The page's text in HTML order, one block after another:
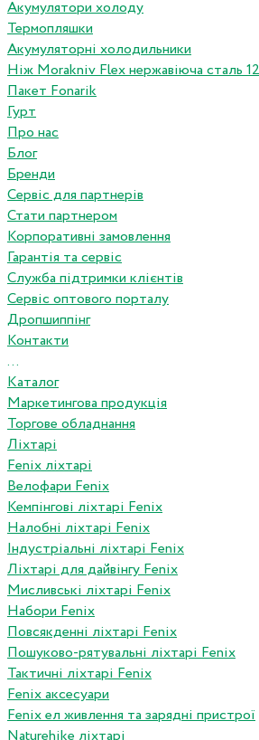
Акумулятори холоду
Термопляшки
Акумуляторні холодильники
Ніж Morakniv Flex нержавіюча сталь
Пакет Fonarik
Гурт
Про нас
Блог
Бренди
Сервіс для партнерів
Стати партнером
Корпоративні замовлення
Гарантія та сервіс
Служба підтримки клієнтів
Сервіс оптового порталу
Дропшиппінг
Контакти
...
Каталог
Маркетингова продукція
Торгове обладнання
Ліхтарі
Fenix ліхтарі
Велофари Fenix
Кемпінгові ліхтарі Fenix
Налобні ліхтарі Fenix
Індустріальні ліхтарі Fenix
Ліхтарі для дайвінгу Fenix
Мисливські ліхтарі Fenix
Набори Fenix
Повсякденні ліхтарі Fenix
Пошуково-рятувальні ліхтарі Fenix
Тактичні ліхтарі Fenix
Fenix аксесуари
Fenix ел живлення та зарядні пристрої